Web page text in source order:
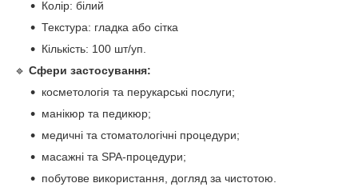
Колір: білий
Текстура: гладка або сітка
Кількість: 100 шт/уп.
🔹 Сфери застосування:
косметологія та перукарські послуги;
манікюр та педикюр;
медичні та стоматологічні процедури;
масажні та SPA-процедури;
побутове використання, догляд за чистотою.